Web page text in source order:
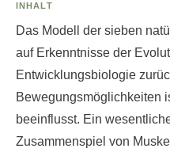
INHALT
Das Modell der sieben
auf Erkenntnisse der
Entwicklungsbiologie
Bewegungsmöglichkeiten
beeinflusst. Ein
Zusammenspiel von